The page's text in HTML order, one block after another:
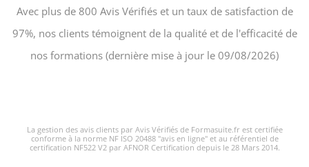
Avec plus de 800 Avis Vérifiés et un taux de satisfaction de
97%, nos clients témoignent de la qualité et de l'efficacité de
nos formations (dernière mise à jour le 09/08/2026)
La gestion des avis clients par Avis Vérifiés de Formasuite.fr est certifiée
conforme à la norme NF ISO 20488 "avis en ligne" et au référentiel de
certification NF522 V2 par AFNOR Certification depuis le 28 Mars 2014.